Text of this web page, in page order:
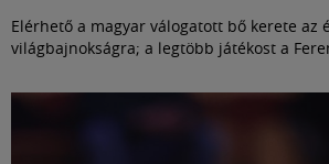
Elérhető a magyar válogatott bő kerete az
világbajnokságra; a legtöbb játékost a